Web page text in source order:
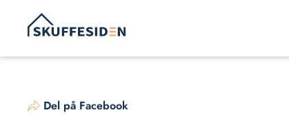
indhold
Del på Facebook